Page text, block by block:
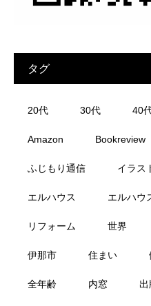
タグ
20代 30代 40
Amazon Bookreview
ふじもり通信 イラス
エルハウス エルハウ
リフォーム 世界
伊那市 住まい
全年齢 内窓 出